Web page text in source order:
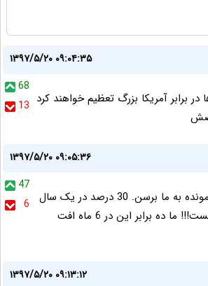
۱۳۹۷/۵/۲۰ ۰۹:۰۴:۳۵
68
13 برابر آمریکا بزرگ تعظیم خواهند کرد
۱۳۹۷/۵/۲۰ ۰۹:۰۵:۳۶
47
6
زپلشک . هنوز خیلی مونده به ما برسن. 30 درصد در یک سال
افت پول که چیزی نیست!!! ما ده برابر این در 6 ماه افت
۱۳۹۷/۵/۲۰ ۰۹:۱۳:۱۲